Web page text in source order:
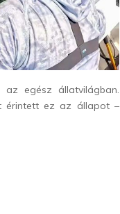
egész állatvilágban.
érintett ez az állapot –